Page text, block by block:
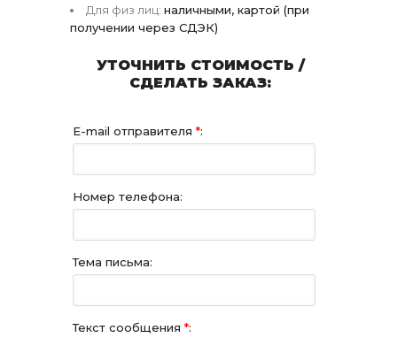
Для физ лиц: наличными, картой (при
получении через СДЭК)
УТОЧНИТЬ СТОИМОСТЬ /
СДЕЛАТЬ ЗАКАЗ:
E-mail отправителя *:
Номер телефона:
Тема письма:
Текст сообщения *: